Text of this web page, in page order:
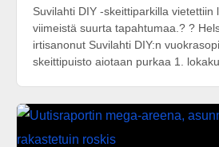
Suvilahti DIY -skeittiparkilla vietettiin
viimeistä suurta tapahtumaa.? ?
irtisanonut Suvilahti DIY:n
skeittipuisto aiotaan purkaa 1.